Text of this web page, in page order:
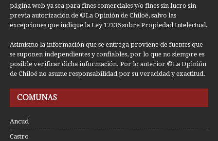
página web ya sea para fines comerciales y/o fines sin lucro sin
previa autorización de ©La Opinión de Chiloé, salvo las
excepciones que indique la Ley 17336 sobre Propiedad Intelectual.
Asimismo la información que se entrega proviene de fuentes que
se suponen independientes y confiables, por lo que no siempre es
posible verificar dicha información. Por lo anterior ©La Opinión
de Chiloé no asume responsabilidad por su veracidad y exactitud.
COMUNAS
Ancud
Castro